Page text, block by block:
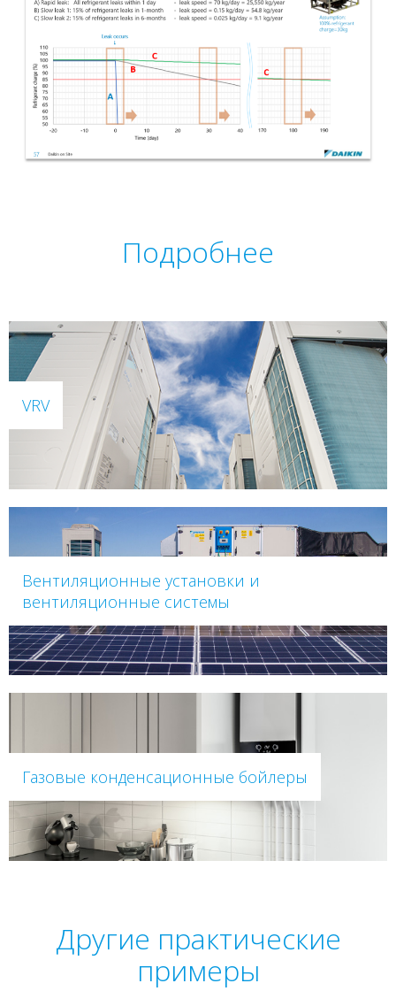
Подробнее
VRV
Вентиляционные установки и
вентиляционные системы
Газовые конденсационные бойлеры
Другие практические
примеры